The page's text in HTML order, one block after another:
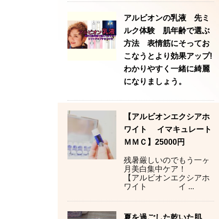
アルビオンの乳液 先ミ
ルク体験 肌年齢で選ぶ
方法 表情筋にそってお
こなうとより効果アップ!
わかりやすく一緒に綺麗
になりましょう。
【アルビオンエクシアホ
ワイト イマキュレート
ＭＭＣ】25000円
残暑厳しいのでもう一ヶ
月美白集中ケア！
【アルビオンエクシアホ
ワイト イ ...
夏を過ごした乾いた肌